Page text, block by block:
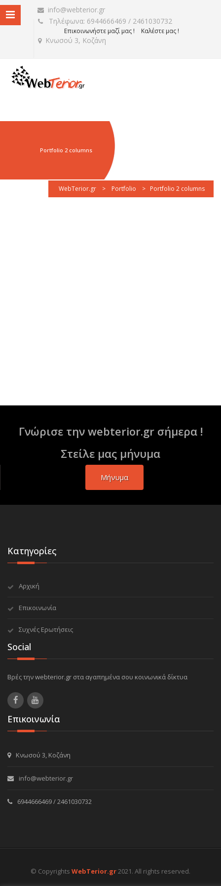
info@webterior.gr
Τηλέφωνα: 6944666469 / 2461030732
Κνωσού 3, Κοζάνη
Επικοινωνήστε μαζί μας ! Καλέστε μας !
Portfolio 2 columns
WebTerior.gr > Portfolio > Portfolio 2 columns
Γνώρισε την webterior.gr σήμερα !
Στείλε μας μήνυμα
Μήνυμα
Κατηγορίες
Αρχική
Επικοινωνία
Συχνές Ερωτήσεις
Social
Βρές την webterior.gr στα αγαπημένα σου κοινωνικά δίκτυα
Επικοινωνία
Κνωσού 3, Κοζάνη
info@webterior.gr
6944666469 / 2461030732
© Copyrights WebTerior.gr2021. All rights reserved.